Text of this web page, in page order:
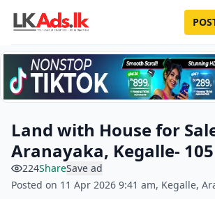
Land with House for
Aranayaka, Kegalle-
224ShareSave ad
Posted on 11 Apr 2026 9:41 am, Kegalle,